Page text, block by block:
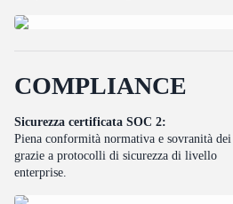
Sicurezza certificata SOC 2:
Piena conformità normativa e sovranità
grazie a protocolli di sicurezza di livello
enterprise.
COMPLIANCE